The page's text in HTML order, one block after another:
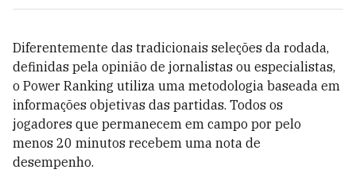
Diferentemente das tradicionais seleções da rodada,
definidas pela opinião de jornalistas ou especialistas,
o Power Ranking utiliza uma metodologia baseada em
informações objetivas das partidas. Todos os
jogadores que permanecem em campo por pelo
menos 20 minutos recebem uma nota de
desempenho.